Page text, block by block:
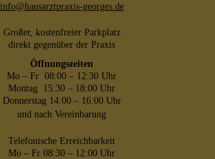
info@hausarztpraxis-georges.de
Großer, kostenfreier Parkplatz
direkt gegenüber der Praxis
Öffnungszeiten
Mo – Fr 08:00 – 12:30 Uhr
Montag 15:30 – 18:00 Uhr
Donnerstag 14:00 – 16:00 Uhr
und nach Vereinbarung
Telefonische Erreichbarkeit
Mo – Fr 08:30 – 12:00 Uhr